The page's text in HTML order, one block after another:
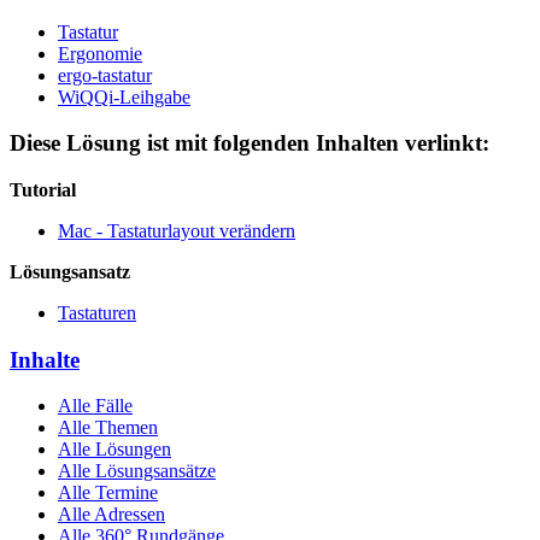
Tastatur
Ergonomie
ergo-tastatur
WiQQi-Leihgabe
Diese Lösung ist mit folgenden Inhalten verlinkt:
Tutorial
Mac - Tastaturlayout verändern
Lösungsansatz
Tastaturen
Inhalte
Alle Fälle
Alle Themen
Alle Lösungen
Alle Lösungsansätze
Alle Termine
Alle Adressen